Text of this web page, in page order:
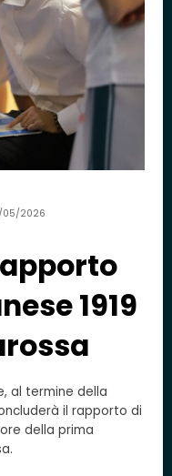
05/2026
1919
al termine della
il rapporto di
della prima